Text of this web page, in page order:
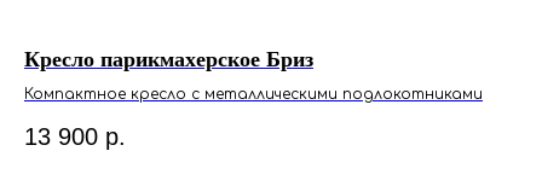
Кресло парикмахерское Бриз
Компактное кресло с металлическими подлокотниками
13 900 р.